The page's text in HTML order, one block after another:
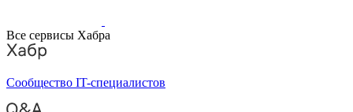
Все сервисы Хабра
Сообщество IT-специалистов